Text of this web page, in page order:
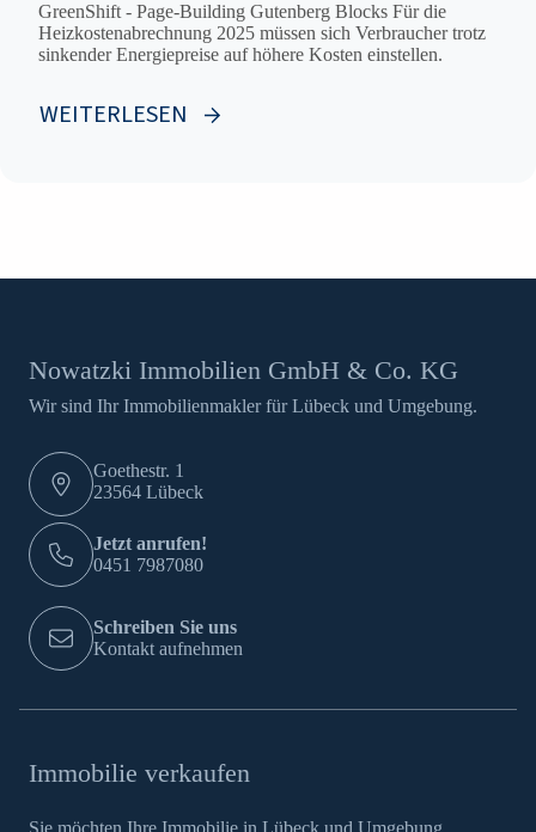
GreenShift - Page-Building Gutenberg Blocks Für die
Heizkostenabrechnung 2025 müssen sich Verbraucher trotz
sinkender Energiepreise auf höhere Kosten einstellen.
WEITERLESEN
Nowatzki Immobilien GmbH & Co. KG
Wir sind Ihr Immobilienmakler für Lübeck und Umgebung.
Goethestr. 1
23564 Lübeck
Jetzt anrufen!
0451 7987080
Schreiben Sie uns
Kontakt aufnehmen
Immobilie verkaufen
Sie möchten Ihre Immobilie in Lübeck und Umgebung